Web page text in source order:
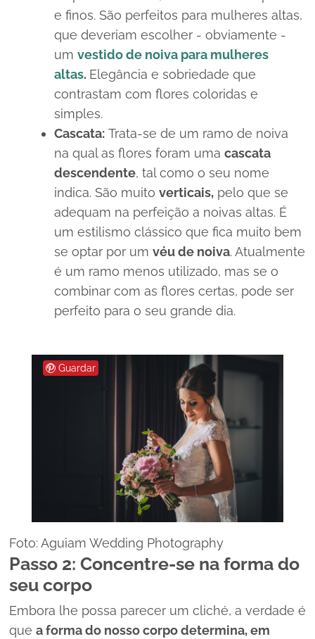
e finos. São perfeitos para mulheres altas,
que deveriam escolher - obviamente -
um vestido de noiva para mulheres
altas. Elegância e sobriedade que
contrastam com flores coloridas e
simples.
Cascata: Trata-se de um ramo de noiva
na qual as flores foram uma cascata
descendente, tal como o seu nome
indica. São muito verticais, pelo que se
adequam na perfeição a noivas altas. É
um estilismo clássico que fica muito bem
se optar por um véu de noiva. Atualmente
é um ramo menos utilizado, mas se o
combinar com as flores certas, pode ser
perfeito para o seu grande dia.
Guardar
Foto: Aguiam Wedding Photography
Passo 2: Concentre-se na forma do
seu corpo
Embora lhe possa parecer um cliché, a verdade é
que a forma do nosso corpo determina, em